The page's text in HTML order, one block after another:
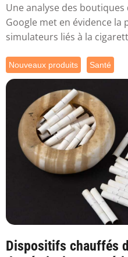
Une analyse des boutiques
Google met en évidence la
simulateurs liés à la
Nouveaux produits Santé
Dispositifs chauffés